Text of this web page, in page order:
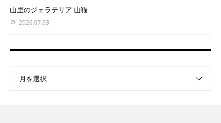
山里のジェラテリア 山猫
2026.07.03
月を選択